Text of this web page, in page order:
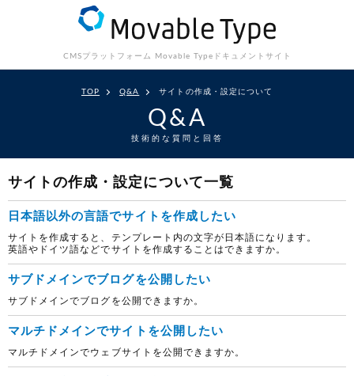
CMSプラットフォーム Movable Type ドキュメントサイト
TOP Q&A サイトの作成・設定について
Q&A
技術的な質問と回答
サイトの作成・設定について一覧
日本語以外の言語でサイトを作成したい
サイトを作成すると、テンプレート内の文字が日本語になります。
英語やドイツ語などでサイトを作成することはできますか。
サブドメインでブログを公開したい
サブドメインでブログを公開できますか。
マルチドメインでサイトを公開したい
マルチドメインでウェブサイトを公開できますか。